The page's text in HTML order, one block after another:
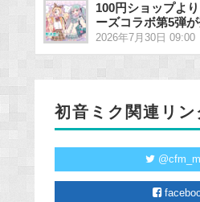
100円ショップよ
ーズコラボ第5弾
2026年7月30日 09:00
初音ミク関連リン